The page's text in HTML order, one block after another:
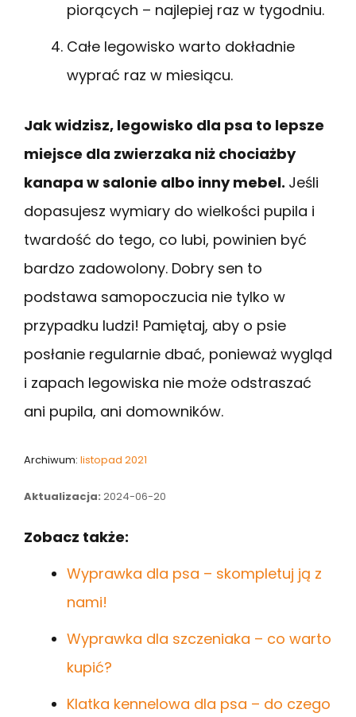
piorących – najlepiej raz w tygodniu.
Całe legowisko warto dokładnie
wyprać raz w miesiącu.
Jak widzisz, legowisko dla psa to lepsze
miejsce dla zwierzaka niż chociażby
kanapa w salonie albo inny mebel. Jeśli
dopasujesz wymiary do wielkości pupila i
twardość do tego, co lubi, powinien być
bardzo zadowolony. Dobry sen to
podstawa samopoczucia nie tylko w
przypadku ludzi! Pamiętaj, aby o psie
posłanie regularnie dbać, ponieważ wygląd
i zapach legowiska nie może odstraszać
ani pupila, ani domowników.
Archiwum: listopad 2021
Aktualizacja: 2024-06-20
Zobacz także:
Wyprawka dla psa – skompletuj ją z
nami!
Wyprawka dla szczeniaka – co warto
kupić?
Klatka kennelowa dla psa – do czego